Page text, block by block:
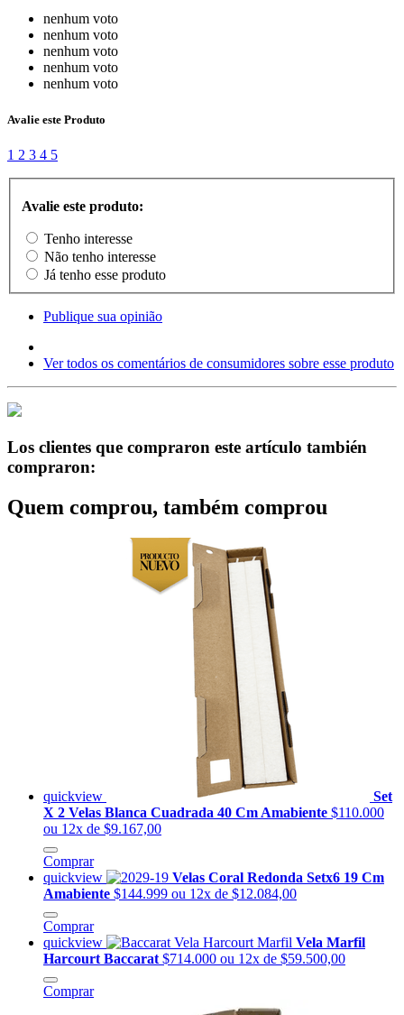
nenhum voto
nenhum voto
nenhum voto
nenhum voto
nenhum voto
Avalie este Produto
1 2 3 4 5
Avalie este produto:
Tenho interesse
Não tenho interesse
Já tenho esse produto
Publique sua opinião
Ver todos os comentários de consumidores sobre esse produto
Los clientes que compraron este artículo también
compraron:
Quem comprou, também comprou
quickview
Set
X 2 Velas Blanca Cuadrada 40 Cm Amabiente $110.000
ou 12x de $9.167,00
Comprar
quickview
Velas Coral Redonda Setx6 19 Cm
Amabiente $144.999 ou 12x de $12.084,00
Comprar
quickview
Vela Marfil
Harcourt Baccarat $714.000 ou 12x de $59.500,00
Comprar